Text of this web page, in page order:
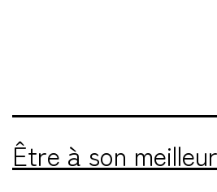
Être à son meilleur